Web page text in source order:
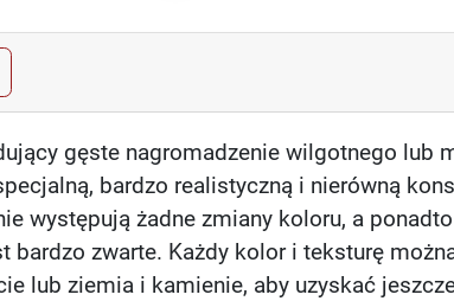
gęste nagromadzenie wilgotnego lub
bardzo realistyczną i nierówną
występują żadne zmiany koloru, a
bardzo zwarte. Każdy kolor i teksturę
lub ziemia i kamienie, aby uzyskać